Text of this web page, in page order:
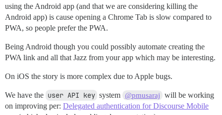
using the Android app (and that we are considering killing the
Android app) is cause opening a Chrome Tab is slow compared to
PWA, so people prefer the PWA.
Being Android though you could possibly automate creating the
PWA link and all that Jazz from your app which may be interesting.
On iOS the story is more complex due to Apple bugs.
We have the user API key system @pmusaraj
will be working
on improving per: Delegated authentication for Discourse Mobile